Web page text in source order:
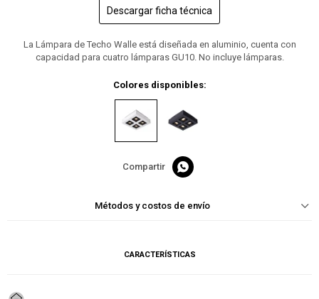
Descargar ficha técnica
La Lámpara de Techo Walle está diseñada en aluminio, cuenta con
capacidad para cuatro lámparas GU10. No incluye lámparas.
Colores disponibles:

Métodos y costos de envío
CARACTERÍSTICAS